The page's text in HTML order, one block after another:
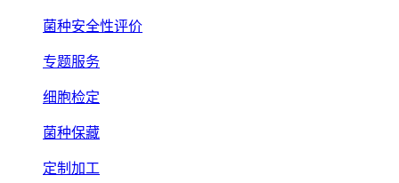
菌种安全性评价
专题服务
细胞检定
菌种保藏
定制加工